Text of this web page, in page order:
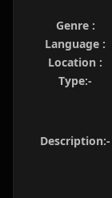
Genre :
Language :
Location :
Type:-
Description:-